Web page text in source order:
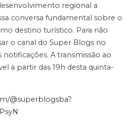
regional a
conversa fundamental sobre o
destino turístico. Para não
o canal do Super Blogs no
notificações. A transmissão ao
a partir das 19h desta quinta-
@superblogsba?